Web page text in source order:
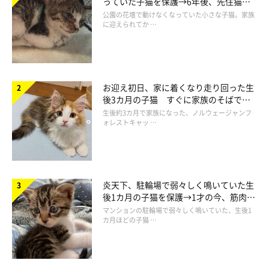
猫ライフを満喫中♪ 猫たちの絶妙な表情をとらえた写真と軽快
な語り口で綴る、ブログ「うにの秘密基地」が大人気。
うに
元気いっぱい天真爛漫。まんまる黒目がちの目と、もふもふボデ
と“姉妹”のような関係に
公園の花壇で動けなくなっていた小さな子猫。家族
に迎えられてか …
お迎え初日、家に着くなり走り回った生
後3カ月の子猫 すぐに家族のそばで落
ち着く姿に「迎えてよかった」
生後約3カ月で家族になった、ノルウェージャンフ
ォレストキャッ …
炎天下、駐輪場で弱々しく鳴いていた生
後1カ月の子猫を保護→1才の今、筋肉質
でツンデレなコに成長
マンションの駐輪場で弱々しく鳴いていた、生後1
カ月ほどの子猫 …